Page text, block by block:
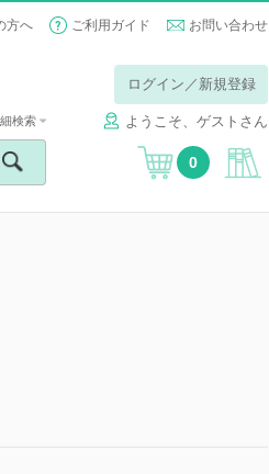
方へ ご利用ガイド お問い合わせ
ログイン／新規登録
ようこそ、ゲストさん
検索
0